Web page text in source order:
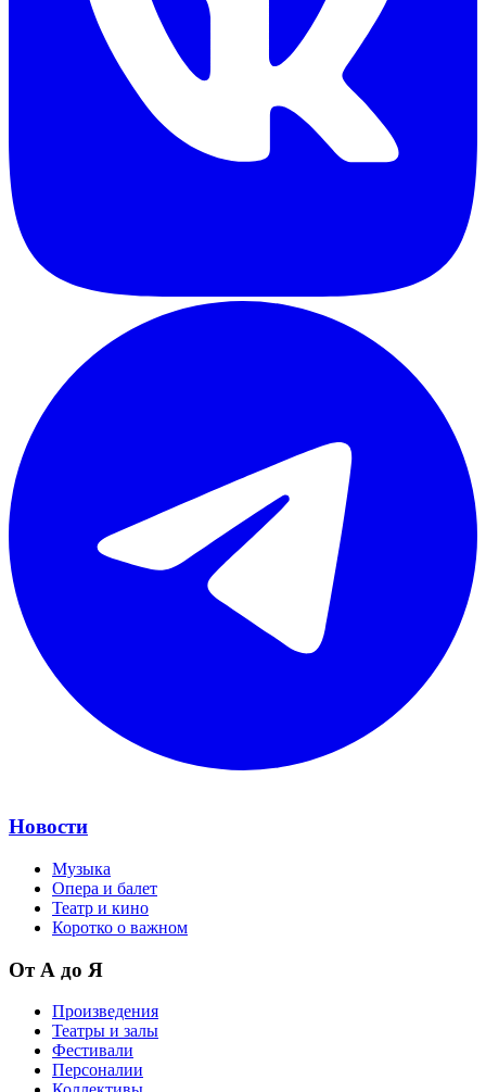
Новости
Музыка
Опера и балет
Театр и кино
Коротко о важном
От А до Я
Произведения
Театры и залы
Фестивали
Персоналии